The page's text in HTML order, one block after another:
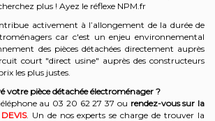
plus ! Ayez le réflexe NPM.fr
activement à l’allongement de la durée de
car c'est un enjeu environnemental
des pièces détachées directement auprès
court "direct usine" auprès des constructeurs
les plus justes.
votre pièce détachée électroménager ?
au 03 20 62 27 37 ou rendez-vous sur la
. Un de nos experts se charge de trouver la